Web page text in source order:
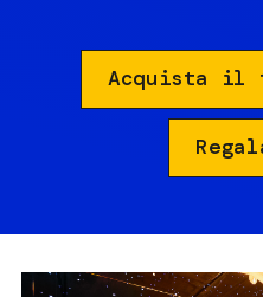
Acquista il